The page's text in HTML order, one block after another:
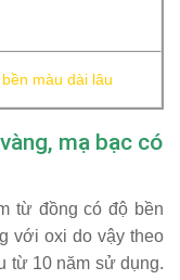
màu dài lâu
mạ bạc có
từ đồng có độ bền
với oxi do vậy theo
từ 10 năm sử dụng.